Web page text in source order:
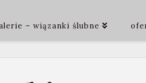
– wiązanki ślubne